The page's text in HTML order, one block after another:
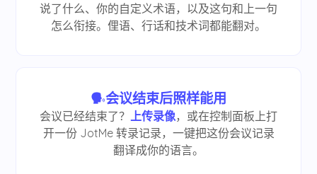
说了什么、你的自定义术语，以及这句和上一句
怎么衔接。俚语、行话和技术词都能翻对。
会议结束后照样能用
会议已经结束了？ 上传录像，或在控制面板上打
开一份 JotMe 转录记录，一键把这份会议记录
翻译成你的语言。